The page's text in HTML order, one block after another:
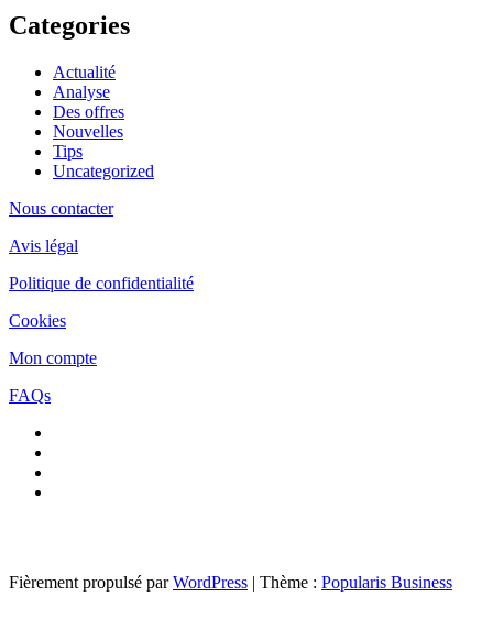
Categories
Actualité
Analyse
Des offres
Nouvelles
Tips
Uncategorized
Nous contacter
Avis légal
Politique de confidentialité
Cookies
Mon compte
FAQs
Fièrement propulsé parWordPress | Thème : Popularis Business